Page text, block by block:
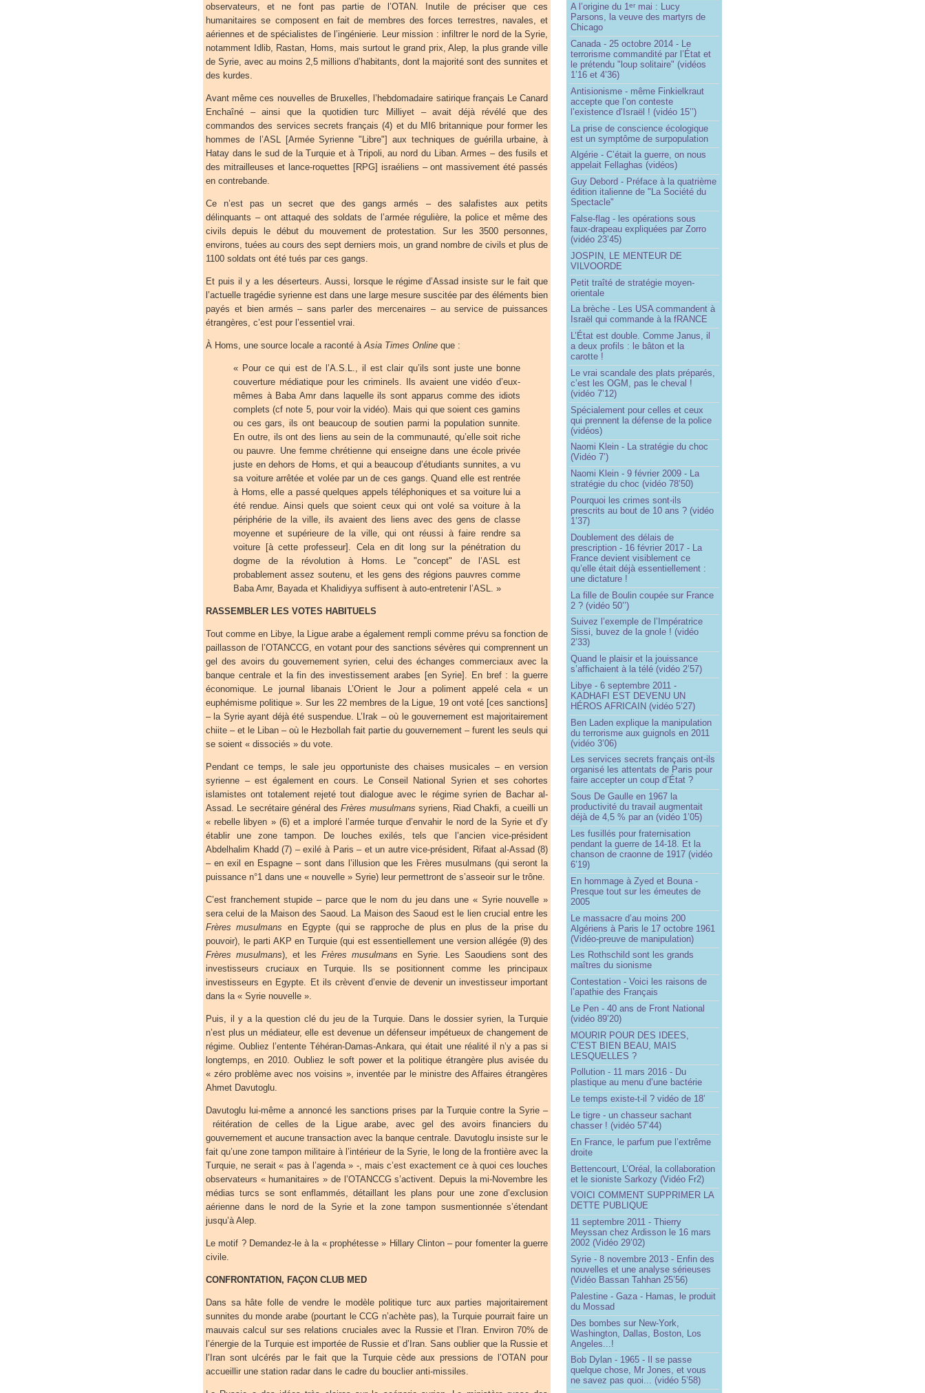
observateurs, et ne font pas partie de l’OTAN. Inutile de préciser que ces
humanitaires se composent en fait de membres des forces terrestres, navales, et
aériennes et de spécialistes de l’ingénierie. Leur mission : infiltrer le nord de la Syrie,
notamment Idlib, Rastan, Homs, mais surtout le grand prix, Alep, la plus grande ville
de Syrie, avec au moins 2,5 millions d’habitants, dont la majorité sont des sunnites et
des kurdes.
Avant même ces nouvelles de Bruxelles, l’hebdomadaire satirique français Le Canard
Enchaîné – ainsi que la quotidien turc Milliyet – avait déjà révélé que des
commandos des services secrets français (4) et du MI6 britannique pour former les
hommes de l’ASL [Armée Syrienne "Libre"] aux techniques de guérilla urbaine, à
Hatay dans le sud de la Turquie et à Tripoli, au nord du Liban. Armes – des fusils et
des mitrailleuses et lance-roquettes [RPG] israéliens – ont massivement été passés
en contrebande.
Ce n’est pas un secret que des gangs armés – des salafistes aux petits
délinquants – ont attaqué des soldats de l’armée régulière, la police et même des
civils depuis le début du mouvement de protestation. Sur les 3500 personnes,
environs, tuées au cours des sept derniers mois, un grand nombre de civils et plus de
1100 soldats ont été tués par ces gangs.
Et puis il y a les déserteurs. Aussi, lorsque le régime d’Assad insiste sur le fait que
l’actuelle tragédie syrienne est dans une large mesure suscitée par des éléments bien
payés et bien armés – sans parler des mercenaires – au service de puissances
étrangères, c’est pour l’essentiel vrai.
À Homs, une source locale a raconté à Asia Times Online que :
« Pour ce qui est de l’A.S.L., il est clair qu’ils sont juste une bonne
couverture médiatique pour les criminels. Ils avaient une vidéo d’eux-
mêmes à Baba Amr dans laquelle ils sont apparus comme des idiots
complets (cf note 5, pour voir la vidéo). Mais qui que soient ces gamins
ou ces gars, ils ont beaucoup de soutien parmi la population sunnite.
En outre, ils ont des liens au sein de la communauté, qu’elle soit riche
ou pauvre. Une femme chrétienne qui enseigne dans une école privée
juste en dehors de Homs, et qui a beaucoup d’étudiants sunnites, a vu
sa voiture arrêtée et volée par un de ces gangs. Quand elle est rentrée
à Homs, elle a passé quelques appels téléphoniques et sa voiture lui a
été rendue. Ainsi quels que soient ceux qui ont volé sa voiture à la
périphérie de la ville, ils avaient des liens avec des gens de classe
moyenne et supérieure de la ville, qui ont réussi à faire rendre sa
voiture [à cette professeur]. Cela en dit long sur la pénétration du
dogme de la révolution à Homs. Le "concept" de l’ASL est
probablement assez soutenu, et les gens des régions pauvres comme
Baba Amr, Bayada et Khalidiyya suffisent à auto-entretenir l’ASL. »
RASSEMBLER LES VOTES HABITUELS
Tout comme en Libye, la Ligue arabe a également rempli comme prévu sa fonction de
paillasson de l’OTANCCG, en votant pour des sanctions sévères qui comprennent un
gel des avoirs du gouvernement syrien, celui des échanges commerciaux avec la
banque centrale et la fin des investissement arabes [en Syrie]. En bref : la guerre
économique. Le journal libanais L’Orient le Jour a poliment appelé cela « un
euphémisme politique ». Sur les 22 membres de la Ligue, 19 ont voté [ces sanctions]
– la Syrie ayant déjà été suspendue. L’Irak – où le gouvernement est majoritairement
chiite – et le Liban – où le Hezbollah fait partie du gouvernement – furent les seuls qui
se soient « dissociés » du vote.
Pendant ce temps, le sale jeu opportuniste des chaises musicales – en version
syrienne – est également en cours. Le Conseil National Syrien et ses cohortes
islamistes ont totalement rejeté tout dialogue avec le régime syrien de Bachar al-
Assad. Le secrétaire général desFrères musulmans syriens, Riad Chakfi, a cueilli un
« rebelle libyen » (6) et a imploré l’armée turque d’envahir le nord de la Syrie et d’y
établir une zone tampon. De louches exilés, tels que l’ancien vice-président
Abdelhalim Khadd (7) – exilé à Paris – et un autre vice-président, Rifaat al-Assad (8)
– en exil en Espagne – sont dans l’illusion que les Frères musulmans (qui seront la
puissance n°1 dans une « nouvelle » Syrie) leur permettront de s’asseoir sur le trône.
C’est franchement stupide – parce que le nom du jeu dans une « Syrie nouvelle »
sera celui de la Maison des Saoud. La Maison des Saoud est le lien crucial entre les
Frères musulmans en Egypte (qui se rapproche de plus en plus de la prise du
pouvoir), le parti AKP en Turquie (qui est essentiellement une version allégée (9) des
Frères musulmans), et lesFrères musulmans en Syrie. Les Saoudiens sont des
investisseurs cruciaux en Turquie. Ils se positionnent comme les principaux
investisseurs en Egypte. Et ils crèvent d’envie de devenir un investisseur important
dans la « Syrie nouvelle ».
Puis, il y a la question clé du jeu de la Turquie. Dans le dossier syrien, la Turquie
n’est plus un médiateur, elle est devenue un défenseur impétueux de changement de
régime. Oubliez l’entente Téhéran-Damas-Ankara, qui était une réalité il n’y a pas si
longtemps, en 2010. Oubliez le soft power et la politique étrangère plus avisée du
« zéro problème avec nos voisins », inventée par le ministre des Affaires étrangères
Ahmet Davutoglu.
Davutoglu lui-même a annoncé les sanctions prises par la Turquie contre la Syrie –
réitération de celles de la Ligue arabe, avec gel des avoirs financiers du
gouvernement et aucune transaction avec la banque centrale. Davutoglu insiste sur le
fait qu’une zone tampon militaire à l’intérieur de la Syrie, le long de la frontière avec la
Turquie, ne serait « pas à l’agenda » -, mais c’est exactement ce à quoi ces louches
observateurs « humanitaires » de l’OTANCCG s’activent. Depuis la mi-Novembre les
médias turcs se sont enflammés, détaillant les plans pour une zone d’exclusion
aérienne dans le nord de la Syrie et la zone tampon susmentionnée s’étendant
jusqu’à Alep.
Le motif ? Demandez-le à la « prophétesse » Hillary Clinton – pour fomenter la guerre
civile.
CONFRONTATION, FAÇON CLUB MED
Dans sa hâte folle de vendre le modèle politique turc aux parties majoritairement
sunnites du monde arabe (pourtant le CCG n’achète pas), la Turquie pourrait faire un
mauvais calcul sur ses relations cruciales avec la Russie et l’Iran. Environ 70% de
l’énergie de la Turquie est importée de Russie et d’Iran. Sans oublier que la Russie et
l’Iran sont ulcérés par le fait que la Turquie cède aux pressions de l’OTAN pour
accueillir une station radar dans le cadre du bouclier anti-missiles.
A l’origine du 1er mai : Lucy
Parsons, la veuve des martyrs de
Chicago
Canada - 25 octobre 2014 - Le
terrorisme commandité par l’État et
le prétendu "loup solitaire" (vidéos
1’16 et 4’36)
Antisionisme - même Finkielkraut
accepte que l’on conteste
l’existence d’Israël ! (vidéo 15’’)
La prise de conscience écologique
est un symptôme de surpopulation
Algérie - C’était la guerre, on nous
appelait Fellaghas (vidéos)
Guy Debord - Préface à la quatrième
édition italienne de "La Société du
Spectacle"
False-flag - les opérations sous
faux-drapeau expliquées par Zorro
(vidéo 23’45)
JOSPIN, LE MENTEUR DE
VILVOORDE
Petit traîté de stratégie moyen-
orientale
La brèche - Les USA commandent à
Israël qui commande à la fRANCE
L’État est double. Comme Janus, il
a deux profils : le bâton et la
carotte !
Le vrai scandale des plats préparés,
c’est les OGM, pas le cheval !
(vidéo 7’12)
Spécialement pour celles et ceux
qui prennent la défense de la police
(vidéos)
Naomi Klein - La stratégie du choc
(Vidéo 7’)
Naomi Klein - 9 février 2009 - La
stratégie du choc (vidéo 78’50)
Pourquoi les crimes sont-ils
prescrits au bout de 10 ans ? (vidéo
1’37)
Doublement des délais de
prescription - 16 février 2017 - La
France devient visiblement ce
qu’elle était déjà essentiellement :
une dictature !
La fille de Boulin coupée sur France
2 ? (vidéo 50’’)
Suivez l’exemple de l’Impératrice
Sissi, buvez de la gnole ! (vidéo
2’33)
Quand le plaisir et la jouissance
s’affichaient à la télé (vidéo 2’57)
Libye - 6 septembre 2011 -
KADHAFI EST DEVENU UN
HÉROS AFRICAIN (vidéo 5’27)
Ben Laden explique la manipulation
du terrorisme aux guignols en 2011
(vidéo 3’06)
Les services secrets français ont-ils
organisé les attentats de Paris pour
faire accepter un coup d’État ?
Sous De Gaulle en 1967 la
productivité du travail augmentait
déjà de 4,5 % par an (vidéo 1’05)
Les fusillés pour fraternisation
pendant la guerre de 14-18. Et la
chanson de craonne de 1917 (vidéo
6’19)
En hommage à Zyed et Bouna -
Presque tout sur les émeutes de
2005
Le massacre d’au moins 200
Algériens à Paris le 17 octobre 1961
(Vidéo-preuve de manipulation)
Les Rothschild sont les grands
maîtres du sionisme
Contestation - Voici les raisons de
l’apathie des Français
Le Pen - 40 ans de Front National
(vidéo 89’20)
MOURIR POUR DES IDEES,
C’EST BIEN BEAU, MAIS
LESQUELLES ?
Pollution - 11 mars 2016 - Du
plastique au menu d’une bactérie
Le temps existe-t-il ? vidéo de 18’
Le tigre - un chasseur sachant
chasser ! (vidéo 57’44)
En France, le parfum pue l’extrême
droite
Bettencourt, L’Oréal, la collaboration
et le sioniste Sarkozy (Vidéo Fr2)
VOICI COMMENT SUPPRIMER LA
DETTE PUBLIQUE
11 septembre 2011 - Thierry
Meyssan chez Ardisson le 16 mars
2002 (Vidéo 29’02)
Syrie - 8 novembre 2013 - Enfin des
nouvelles et une analyse sérieuses
(Vidéo Bassan Tahhan 25’56)
Palestine - Gaza - Hamas, le produit
du Mossad
Des bombes sur New-York,
Washington, Dallas, Boston, Los
Angeles...!
Bob Dylan - 1965 - Il se passe
quelque chose, Mr Jones, et vous
ne savez pas quoi... (vidéo 5’58)